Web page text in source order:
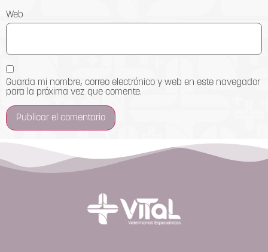
Web
Guarda mi nombre, correo electrónico y web en este navegador
para la próxima vez que comente.